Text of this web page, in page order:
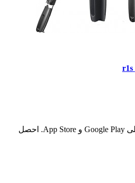
تطبيق الشناوي متاح الآن على Google Play و App Store. احصل